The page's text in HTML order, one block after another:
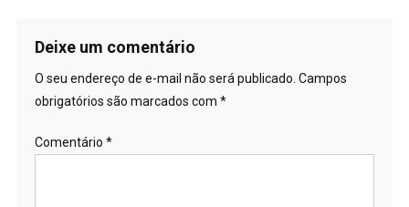
Deixe um comentário
O seu endereço de e-mail não será publicado. Campos
obrigatórios são marcados com *
Comentário *